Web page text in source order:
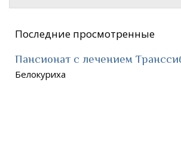
Последние просмотренные
Пансионат с лечением
Белокуриха